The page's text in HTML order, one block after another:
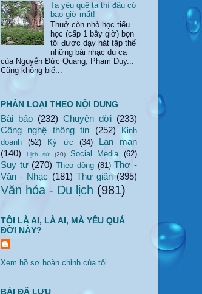
Ta yêu quê ta thì đâu có
bao giờ mất!
Thuở còn nhỏ học tiểu
học (cấp 1 bây giờ) bọn
tôi được dạy hát tập thể
những bài nhạc du ca
của Nguyễn Đức Quang, Phạm Duy...
Cũng không biế...
PHÂN LOẠI THEO NỘI DUNG
Bài báo (232) Chuyện đời (233)
Công nghệ thông tin
(252)
Kinh
doanh
(52) Ký ức (34)
Lan man
(140)
Lịch sử (20) Social Media (62)
Suy tư (270) Theo dòng (81) Thơ -
Văn - Nhạc (181) Thư giãn (395)
Văn hóa - Du lịch (981)
TÔI LÀ AI, LÀ AI, MÀ YÊU QUÁ
ĐỜI NÀY?
Xem hồ sơ hoàn chỉnh của tôi
BÀI ĐÃ LƯU